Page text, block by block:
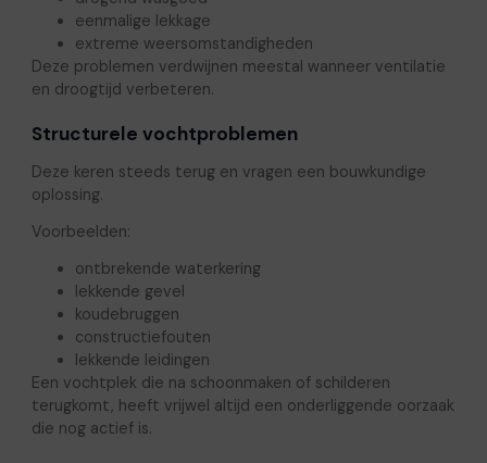
eenmalige lekkage
extreme weersomstandigheden
Deze problemen verdwijnen meestal wanneer ventilatie
en droogtijd verbeteren.
Structurele vochtproblemen
Deze keren steeds terug en vragen een bouwkundige
oplossing.
Voorbeelden:
ontbrekende waterkering
lekkende gevel
koudebruggen
constructiefouten
lekkende leidingen
Een vochtplek die na schoonmaken of schilderen
terugkomt, heeft vrijwel altijd een onderliggende oorzaak
die nog actief is.